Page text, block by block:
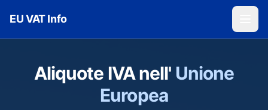
EU VAT Info
Aliquote IVA nell' Unione
Europea